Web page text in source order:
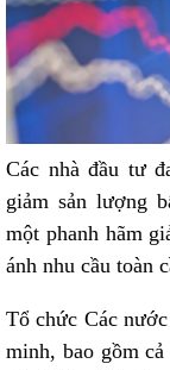
Các nhà đầu tư
giảm sản lượng
một phanh hãm
ánh nhu cầu toàn
Tổ chức Các
minh, bao gồm